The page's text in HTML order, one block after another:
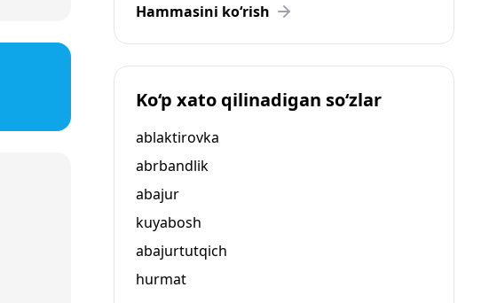
Hammasini ko‘rish
Ko‘p xato qilinadigan so‘zlar
ablaktirovka
abrbandlik
abajur
kuyabosh
abajurtutqich
hurmat